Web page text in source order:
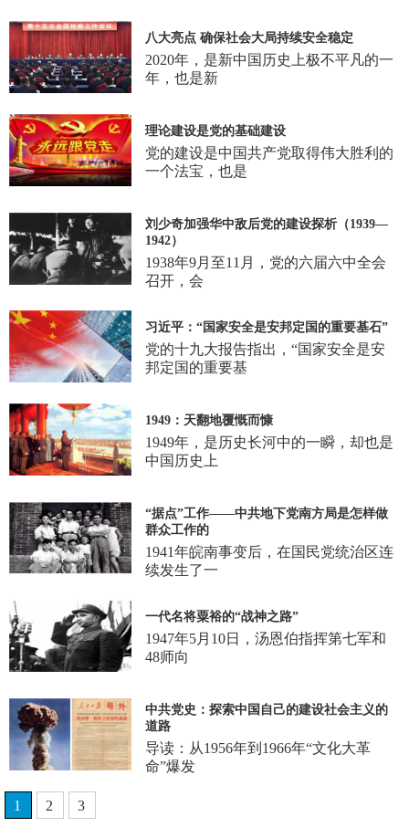
八大亮点 确保社会大局持续安全稳定
2020年，是新中国历史上极不平凡的一
年，也是新
理论建设是党的基础建设
党的建设是中国共产党取得伟大胜利的
一个法宝，也是
刘少奇加强华中敌后党的建设探析（1939—
1942）
1938年9月至11月，党的六届六中全会
召开，会
习近平：“国家安全是安邦定国的重要基石”
党的十九大报告指出，“国家安全是安
邦定国的重要基
1949：天翻地覆慨而慷
1949年，是历史长河中的一瞬，却也是
中国历史上
“据点”工作——中共地下党南方局是怎样做
群众工作的
1941年皖南事变后，在国民党统治区连
续发生了一
一代名将粟裕的“战神之路”
1947年5月10日，汤恩伯指挥第七军和
48师向
中共党史：探索中国自己的建设社会主义的
道路
导读：从1956年到1966年“文化大革
命”爆发
1 2 3